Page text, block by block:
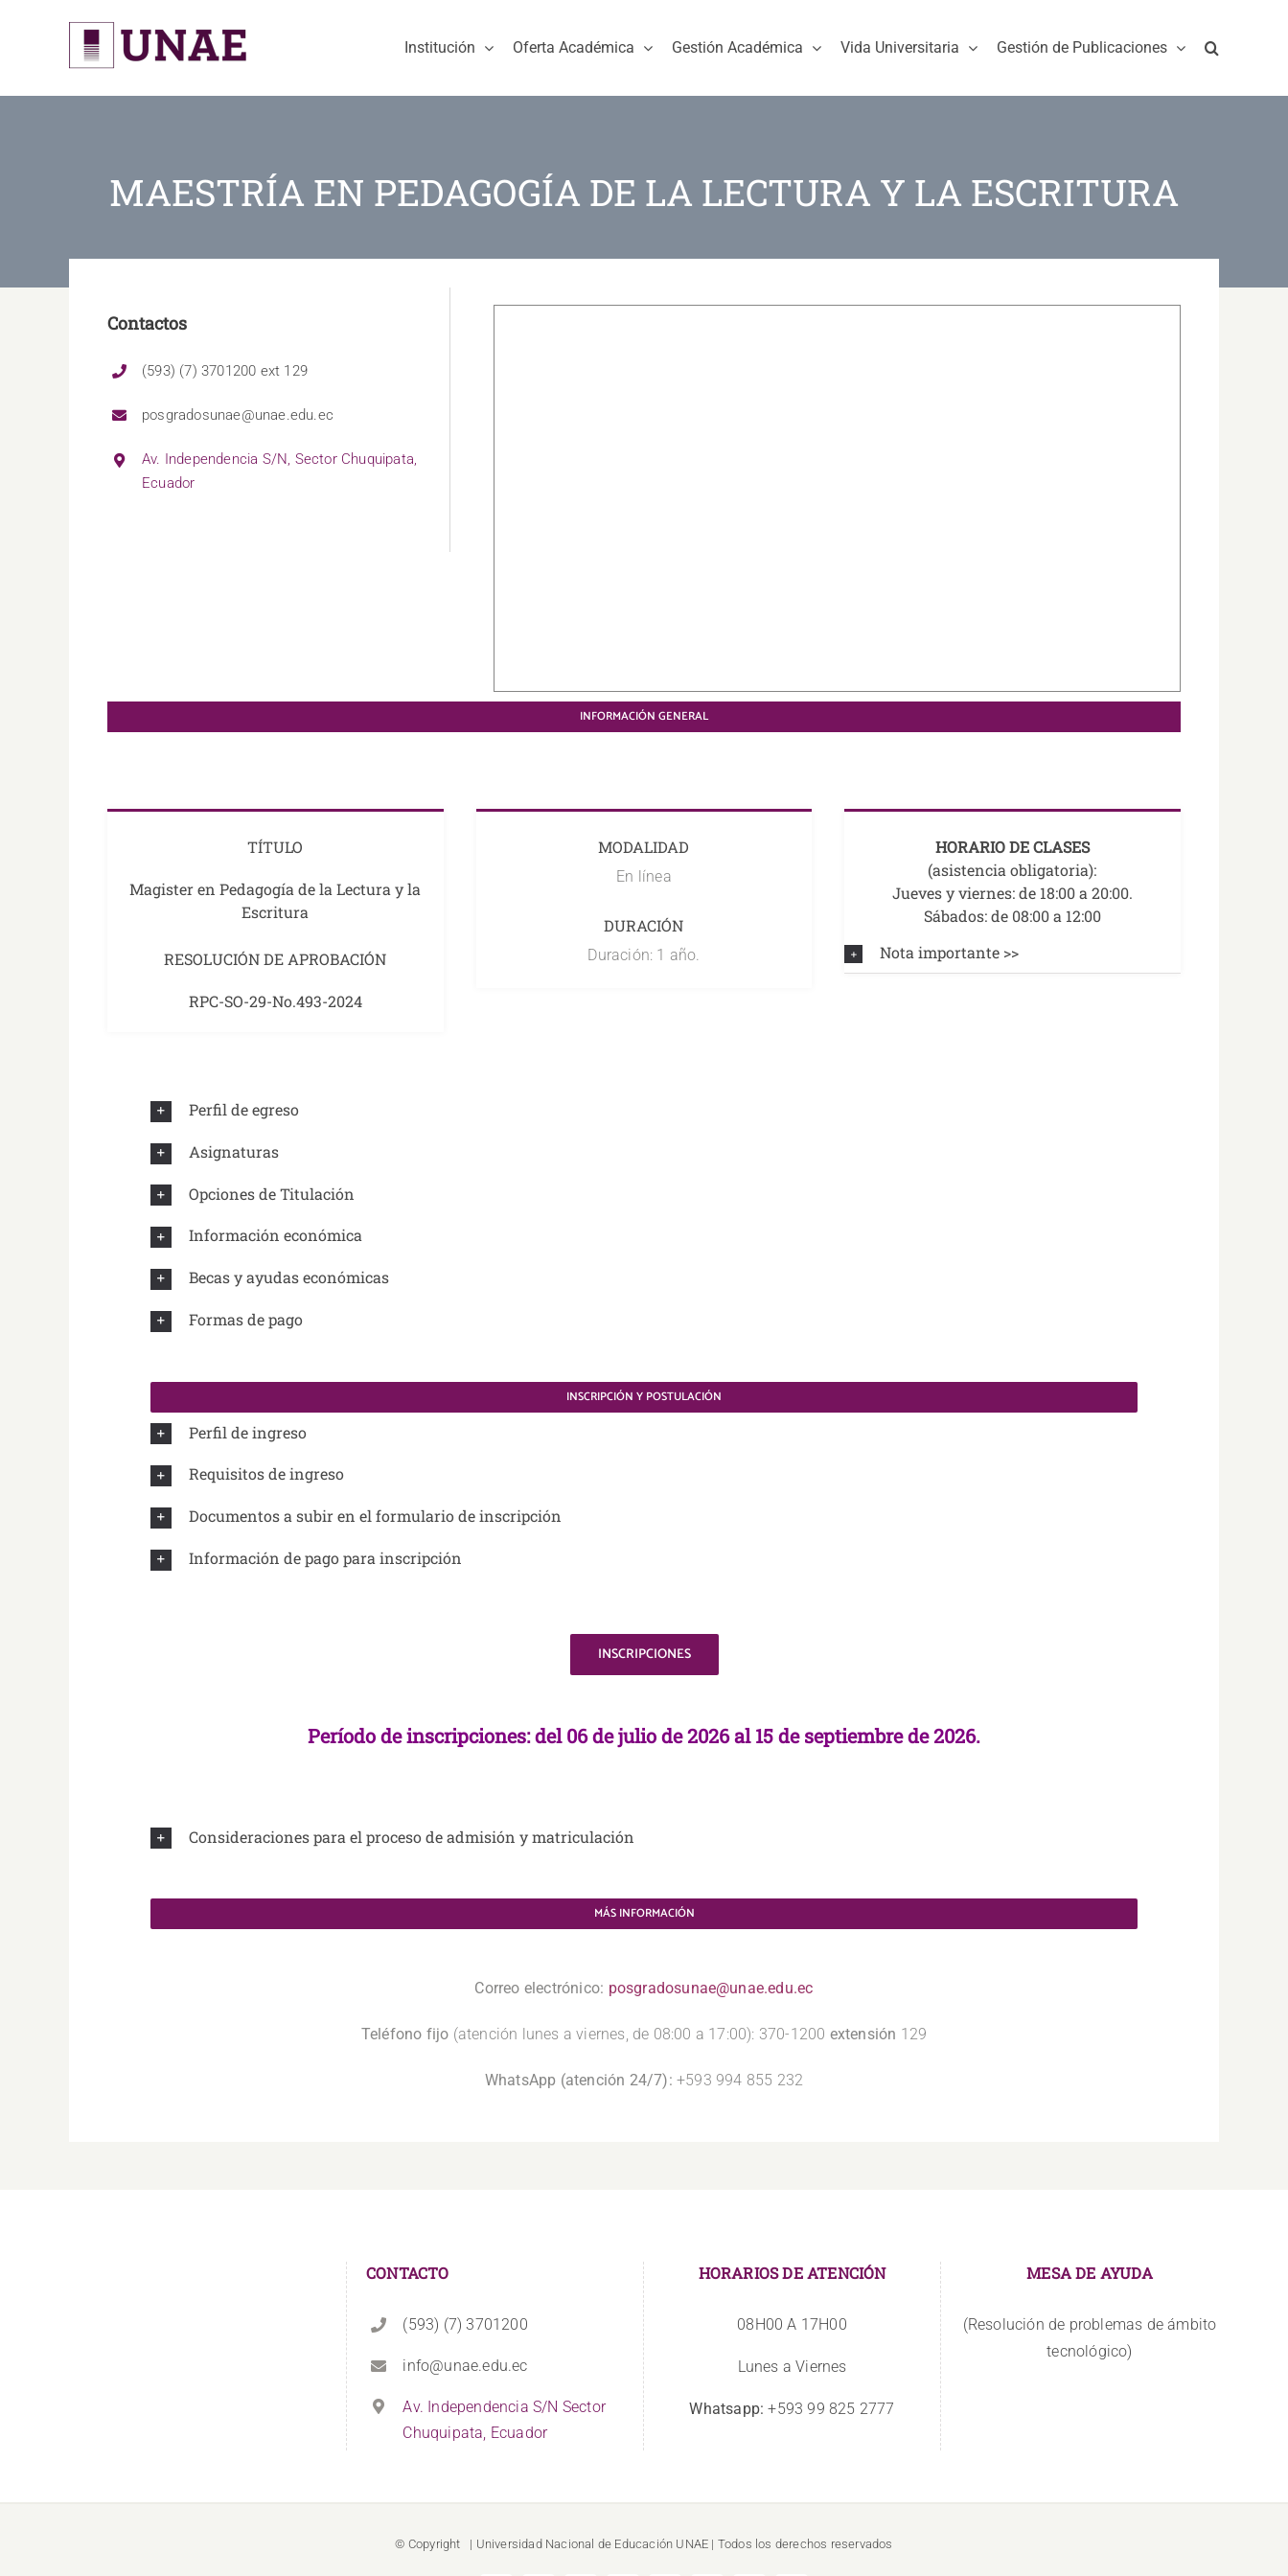
Institución Oferta Académica Gestión Académica Vida Universitaria Gestión de Publicaciones
MAESTRÍA EN PEDAGOGÍA DE LA LECTURA Y LA ESCRITURA
Contactos
(593) (7) 3701200 ext 129
posgradosunae@unae.edu.ec
Av. Independencia S/N, Sector Chuquipata,
Ecuador
INFORMACIÓN GENERAL
TÍTULO
Magister en Pedagogía de la Lectura y la
Escritura
RESOLUCIÓN DE APROBACIÓN
RPC-SO-29-No.493-2024
MODALIDAD
En línea
DURACIÓN
Duración: 1 año.
HORARIO DE CLASES
(asistencia obligatoria):
Jueves y viernes: de 18:00 a 20:00.
Sábados: de 08:00 a 12:00
Nota importante >>
Perfil de egreso
Asignaturas
Opciones de Titulación
Información económica
Becas y ayudas económicas
Formas de pago
INSCRIPCIÓN Y POSTULACIÓN
Perfil de ingreso
Requisitos de ingreso
Documentos a subir en el formulario de inscripción
Información de pago para inscripción
INSCRIPCIONES
Período de inscripciones:del 06 de julio de 2026 al 15 de septiembre de 2026.
Consideraciones para el proceso de admisión y matriculación
MÁS INFORMACIÓN
Correo electrónico: posgradosunae@unae.edu.ec
Teléfono fijo (atención lunes a viernes, de 08:00 a 17:00): 370-1200 extensión 129
WhatsApp (atención 24/7): +593 994 855 232
CONTACTO
(593) (7) 3701200
info@unae.edu.ec
Av. Independencia S/N Sector
Chuquipata, Ecuador
HORARIOS DE ATENCIÓN
08H00 A 17H00
Lunes a Viernes
Whatsapp: +593 99 825 2777
MESA DE AYUDA
(Resolución de problemas de ámbito
tecnológico)
© Copyright | Universidad Nacional de Educación UNAE | Todos los derechos reservados